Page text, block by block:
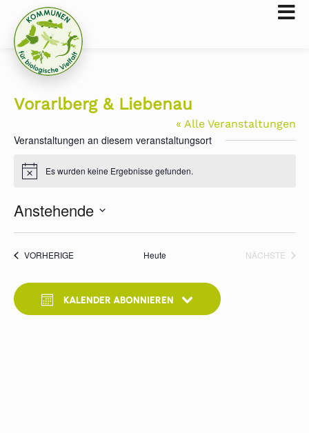
Vorarlberg & Liebenau
« Alle Veranstaltungen
Veranstaltungen an diesem veranstaltungsort
HinweisEs wurden keine Ergebnisse gefunden.
Anstehende
wählen.
VORHERIGEVERANSTALTUNGENHeute NÄCHSTE
KALENDER ABONNIEREN